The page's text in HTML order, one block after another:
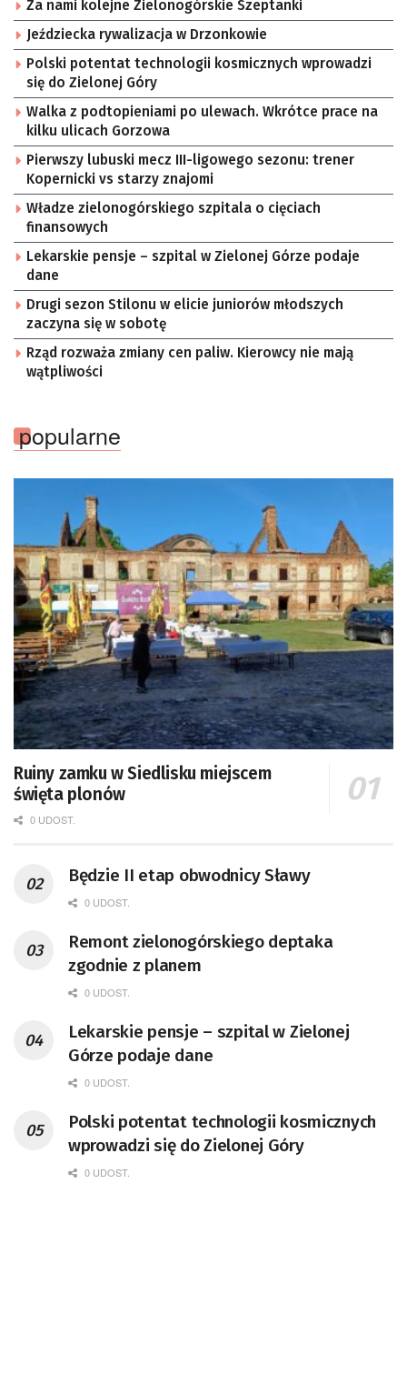
Za nami kolejne Zielonogórskie Szeptanki
Jeździecka rywalizacja w Drzonkowie
Polski potentat technologii kosmicznych wprowadzi
się do Zielonej Góry
Walka z podtopieniami po ulewach. Wkrótce prace na
kilku ulicach Gorzowa
Pierwszy lubuski mecz III-ligowego sezonu: trener
Kopernicki vs starzy znajomi
Władze zielonogórskiego szpitala o cięciach
finansowych
Lekarskie pensje – szpital w Zielonej Górze podaje
dane
Drugi sezon Stilonu w elicie juniorów młodszych
zaczyna się w sobotę
Rząd rozważa zmiany cen paliw. Kierowcy nie mają
wątpliwości
popularne
Ruiny zamku w Siedlisku miejscem
święta plonów
0 UDOST.
Będzie II etap obwodnicy Sławy
0 UDOST.
Remont zielonogórskiego deptaka
zgodnie z planem
0 UDOST.
Lekarskie pensje – szpital w Zielonej
Górze podaje dane
0 UDOST.
Polski potentat technologii kosmicznych
wprowadzi się do Zielonej Góry
0 UDOST.